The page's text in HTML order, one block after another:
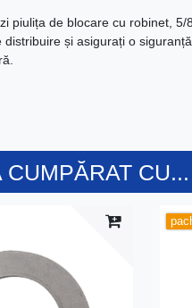
piulița de blocare cu robinet,
distribuire și asigurați o
CUMPĂRAT CU...